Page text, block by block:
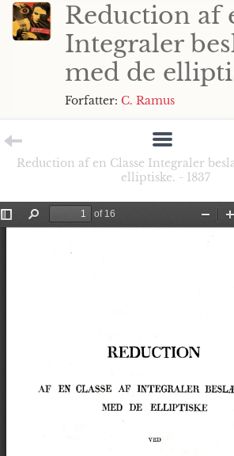
Reduction af
Integraler
med de
Forfatter: C. Ramus
Reduction af en Classe Integraler
elliptiske. - 1837